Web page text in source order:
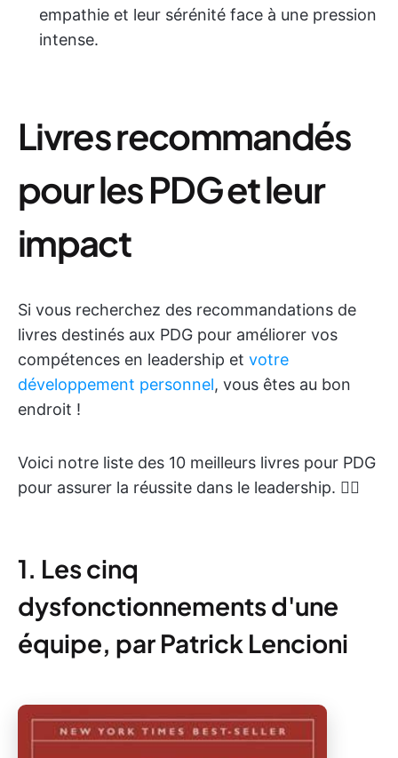
empathie et leur sérénité face à une pression
intense.
Livres recommandés
pour les PDG et leur
impact
Si vous recherchez des recommandations de
livres destinés aux PDG pour améliorer vos
compétences en leadership et votre
développement personnel, vous êtes au bon
endroit !
Voici notre liste des 10 meilleurs livres pour PDG
pour assurer la réussite dans le leadership. ✍🏻
1. Les cinq
dysfonctionnements d'une
équipe, par Patrick Lencioni